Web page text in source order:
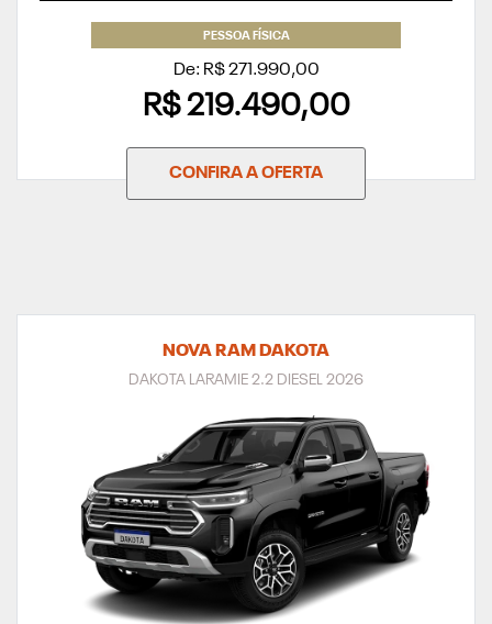
PESSOA FÍSICA
De: R$ 271.990,00
R$ 219.490,00
CONFIRA A OFERTA
NOVA RAM DAKOTA
DAKOTA LARAMIE 2.2 DIESEL 2026